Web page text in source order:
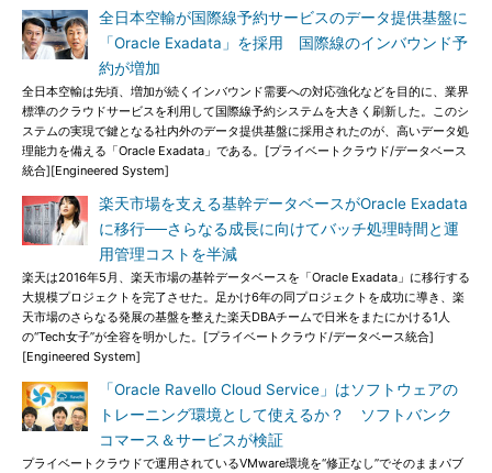
全日本空輸が国際線予約サービスのデータ提供基盤に
「Oracle Exadata」を採用 国際線のインバウンド予
約が増加
全日本空輸は先頃、増加が続くインバウンド需要への対応強化などを目的に、業界
標準のクラウドサービスを利用して国際線予約システムを大きく刷新した。このシ
ステムの実現で鍵となる社内外のデータ提供基盤に採用されたのが、高いデータ処
理能力を備える「Oracle Exadata」である。[プライベートクラウド/データベース
統合][Engineered System]
楽天市場を支える基幹データベースがOracle Exadata
に移行──さらなる成長に向けてバッチ処理時間と運
用管理コストを半減
楽天は2016年5月、楽天市場の基幹データベースを「Oracle Exadata」に移行する
大規模プロジェクトを完了させた。足かけ6年の同プロジェクトを成功に導き、楽
天市場のさらなる発展の基盤を整えた楽天DBAチームで日米をまたにかける1人
の“Tech女子”が全容を明かした。[プライベートクラウド/データベース統合]
[Engineered System]
「Oracle Ravello Cloud Service」はソフトウェアの
トレーニング環境として使えるか？ ソフトバンク
コマース＆サービスが検証
プライベートクラウドで運用されているVMware環境を“修正なし”でそのままパブ